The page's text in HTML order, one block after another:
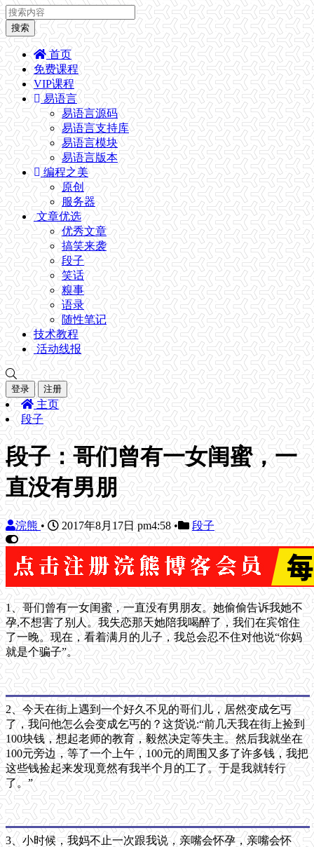
搜索
首页
免费课程
VIP课程
易语言
易语言源码
易语言支持库
易语言模块
易语言版本
编程之美
原创
服务器
文章优选
优秀文章
搞笑来袭
段子
笑话
糗事
语录
随性笔记
技术教程
活动线报
登录 注册
主页
段子
段子：哥们曾有一女闺蜜，一
直没有男朋
浣熊 • 2017年8月17日 pm4:58• 段子
1、哥们曾有一女闺蜜，一直没有男朋友。她偷偷告诉我她不
孕,不想害了别人。我失恋那天她陪我喝醉了，我们在宾馆住
了一晚。现在，看着满月的儿子，我总会忍不住对他说“你妈
就是个骗子”。
2、今天在街上遇到一个好久不见的哥们儿，居然变成乞丐
了，我问他怎么会变成乞丐的？这货说:“前几天我在街上捡到
100块钱，想起老师的教育，毅然决定等失主。然后我就坐在
100元旁边，等了一个上午，100元的周围又多了许多钱，我把
这些钱捡起来发现竟然有我半个月的工了。于是我就转行
了。”
3、小时候，我妈不止一次跟我说，亲嘴会怀孕，亲嘴会怀